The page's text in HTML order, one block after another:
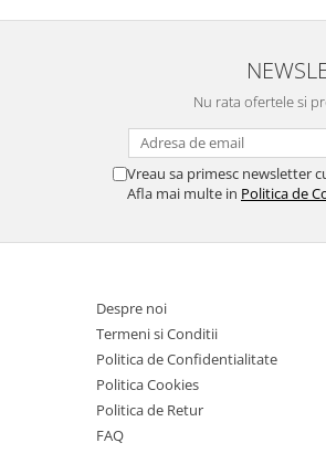
Nu rata ofertele si
Vreau sa primesc newsletter
Afla mai multe in Politica de
Despre noi
Termeni si Conditii
Politica de Confidentialitate
Politica Cookies
Politica de Retur
FAQ